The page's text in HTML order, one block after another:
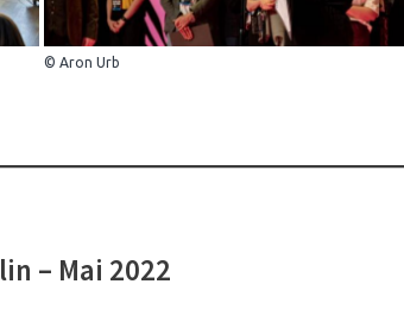
© Aron Urb
– Mai 2022